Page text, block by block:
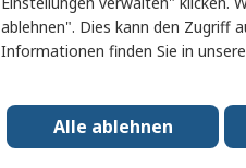
ablehnen". Dies kann den Zugriff
Informationen finden Sie in
Alle ablehnen